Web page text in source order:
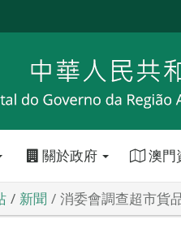
關於政府 澳門
新聞 消委會調查超市貨